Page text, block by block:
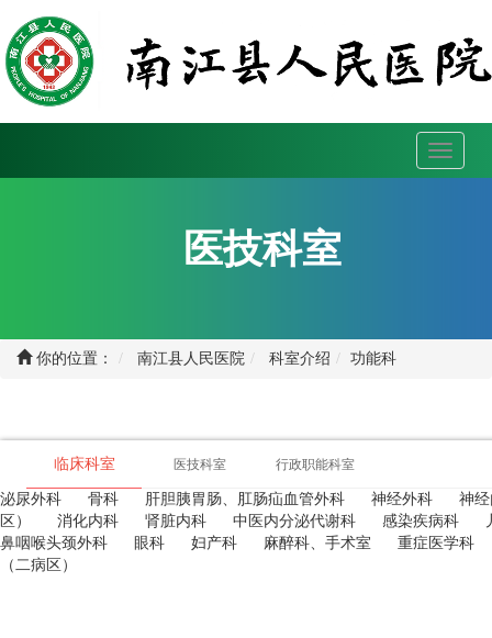
Toggle
医技科室
你的位置： 南江县人民医院 科室介绍 功能科
临床科室 医技科室 行政职能科室
泌尿外科 骨科 肝胆胰胃肠、肛肠疝血管外科 神经外科
神
区）
消化内科 肾脏内科 中医内分泌代谢科 感染疾病科
鼻咽喉头颈外科
眼科 妇产科 麻醉科、手术室
重症医学科
（二病区）